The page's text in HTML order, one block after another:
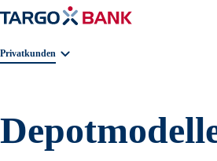
Geschäftsbereichnavigation. Aktuelle Auswahl:
Privatkunden